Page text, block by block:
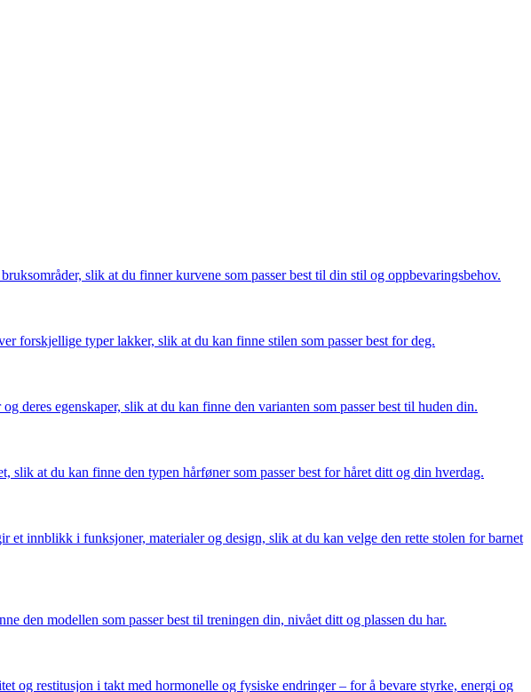
slik at du finner kurvene som passer best til din stil og oppbevaringsbehov.
forskjellige typer lakker, slik at du kan finne stilen som passer best for deg.
deres egenskaper, slik at du kan finne den varianten som passer best til huden din.
at du kan finne den typen hårføner som passer best for håret ditt og din hverdag.
innblikk i funksjoner, materialer og design, slik at du kan velge den rette stolen for barnet
den modellen som passer best til treningen din, nivået ditt og plassen du har.
restitusjon i takt med hormonelle og fysiske endringer – for å bevare styrke, energi og